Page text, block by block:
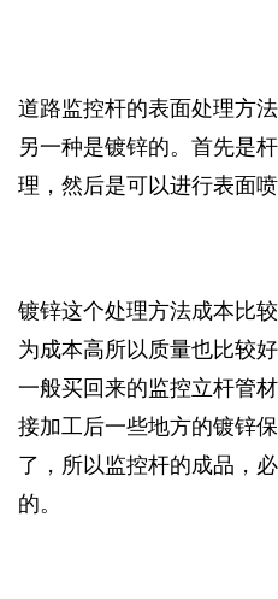
道路监控杆的表面处理方
另一种是镀锌的。首先是
理，然后是可以进行表面
镀锌这个处理方法成本比
为成本高所以质量也比较
一般买回来的监控立杆管
接加工后一些地方的镀锌
了，所以监控杆的成品，
的。